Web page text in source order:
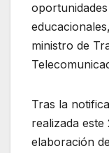
ministro de
Tras la
realizada
elaboración